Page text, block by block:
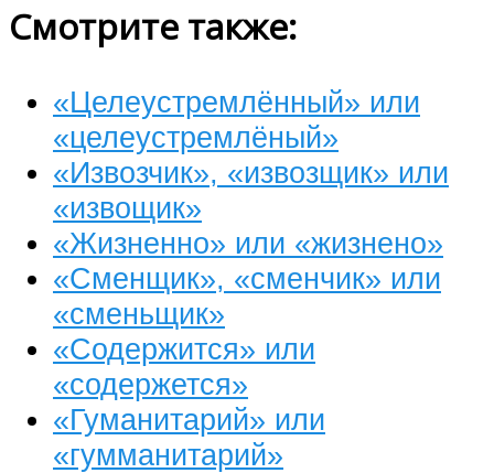
Смотрите также:
«Целеустремлённый» или
«целеустремлёный»
«Извозчик», «извозщик» или
«извощик»
«Жизненно» или «жизнено»
«Сменщик», «сменчик» или
«сменьщик»
«Содержится» или
«содержется»
«Гуманитарий» или
«гумманитарий»